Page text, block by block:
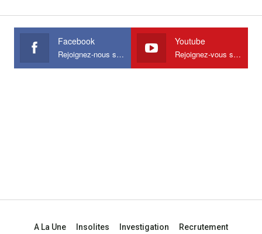
Facebook
Rejoignez-nous sur Facebook
Youtube
Rejoignez-vous sur Youtube
A La Une Insolites Investigation Recrutement